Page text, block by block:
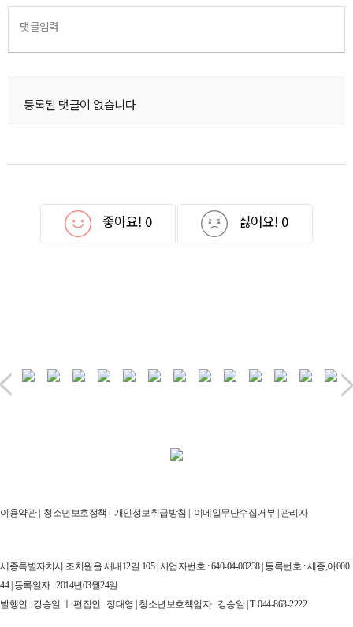
댓글입력
등록된 댓글이 없습니다
좋아요! 0 싫어요! 0
이용약관| 청소년보호정책 | 개인정보취급방침 | 이메일무단수집거부 | 관리자
세종특별자치시 조치원읍 새내12길 105 | 사업자번호 : 640-04-00238 | 등록번호 : 세종,아000
44 | 등록일자 : 2014년03월24일
발행인 : 강승일 ㅣ 편집인 : 정대영 | 청소년보호책임자 : 강승일 | T. 044-863-2222